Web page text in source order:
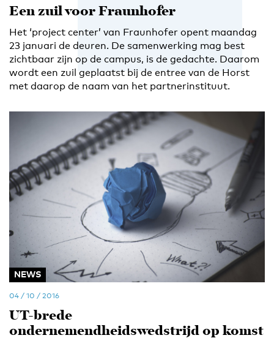
Een zuil voor Fraunhofer
Het ‘project center’ van Fraunhofer opent maandag
23 januari de deuren. De samenwerking mag best
zichtbaar zijn op de campus, is de gedachte. Daarom
wordt een zuil geplaatst bij de entree van de Horst
met daarop de naam van het partnerinstituut.
NEWS
04 / 10 / 2016
UT-brede
ondernemendheidswedstrijd op komst